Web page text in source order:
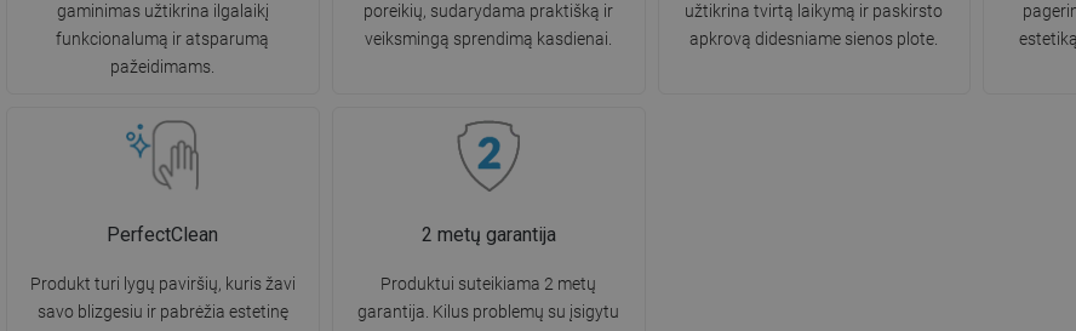
gaminimas užtikrina ilgalaikį
funkcionalumą ir atsparumą
pažeidimams.
poreikių, sudarydama praktišką ir
veiksmingą sprendimą kasdienai.
užtikrina tvirtą laikymą ir paskirsto
apkrovą didesniame sienos plote.
PerfectClean
Produkt turi lygų paviršių, kuris žavi
savo blizgesiu ir pabrėžia estetinę
2 metų garantija
Produktui suteikiama 2 metų
garantija. Kilus problemų su įsigytu